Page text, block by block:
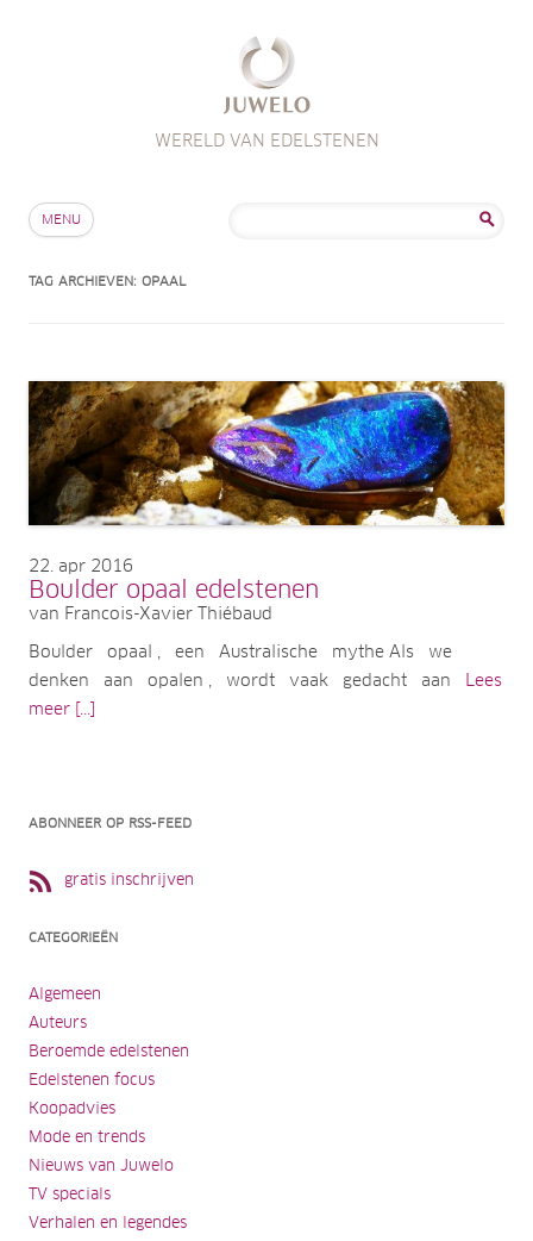
WERELD VAN EDELSTENEN
MENU
TAG ARCHIEVEN: OPAAL
22 apr 2016
Boulder opaal edelstenen
van Francois-Xavier Thiébaud
Boulder opaal , een Australische mythe Als we
denken aan opalen , wordt vaak gedacht aan
Lees
meer [...]
ABONNEER OP RSS-FEED
gratis inschrijven
CATEGORIEËN
Algemeen
Auteurs
Beroemde edelstenen
Edelstenen focus
Koopadvies
Mode en trends
Nieuws van Juwelo
TV specials
Verhalen en legendes